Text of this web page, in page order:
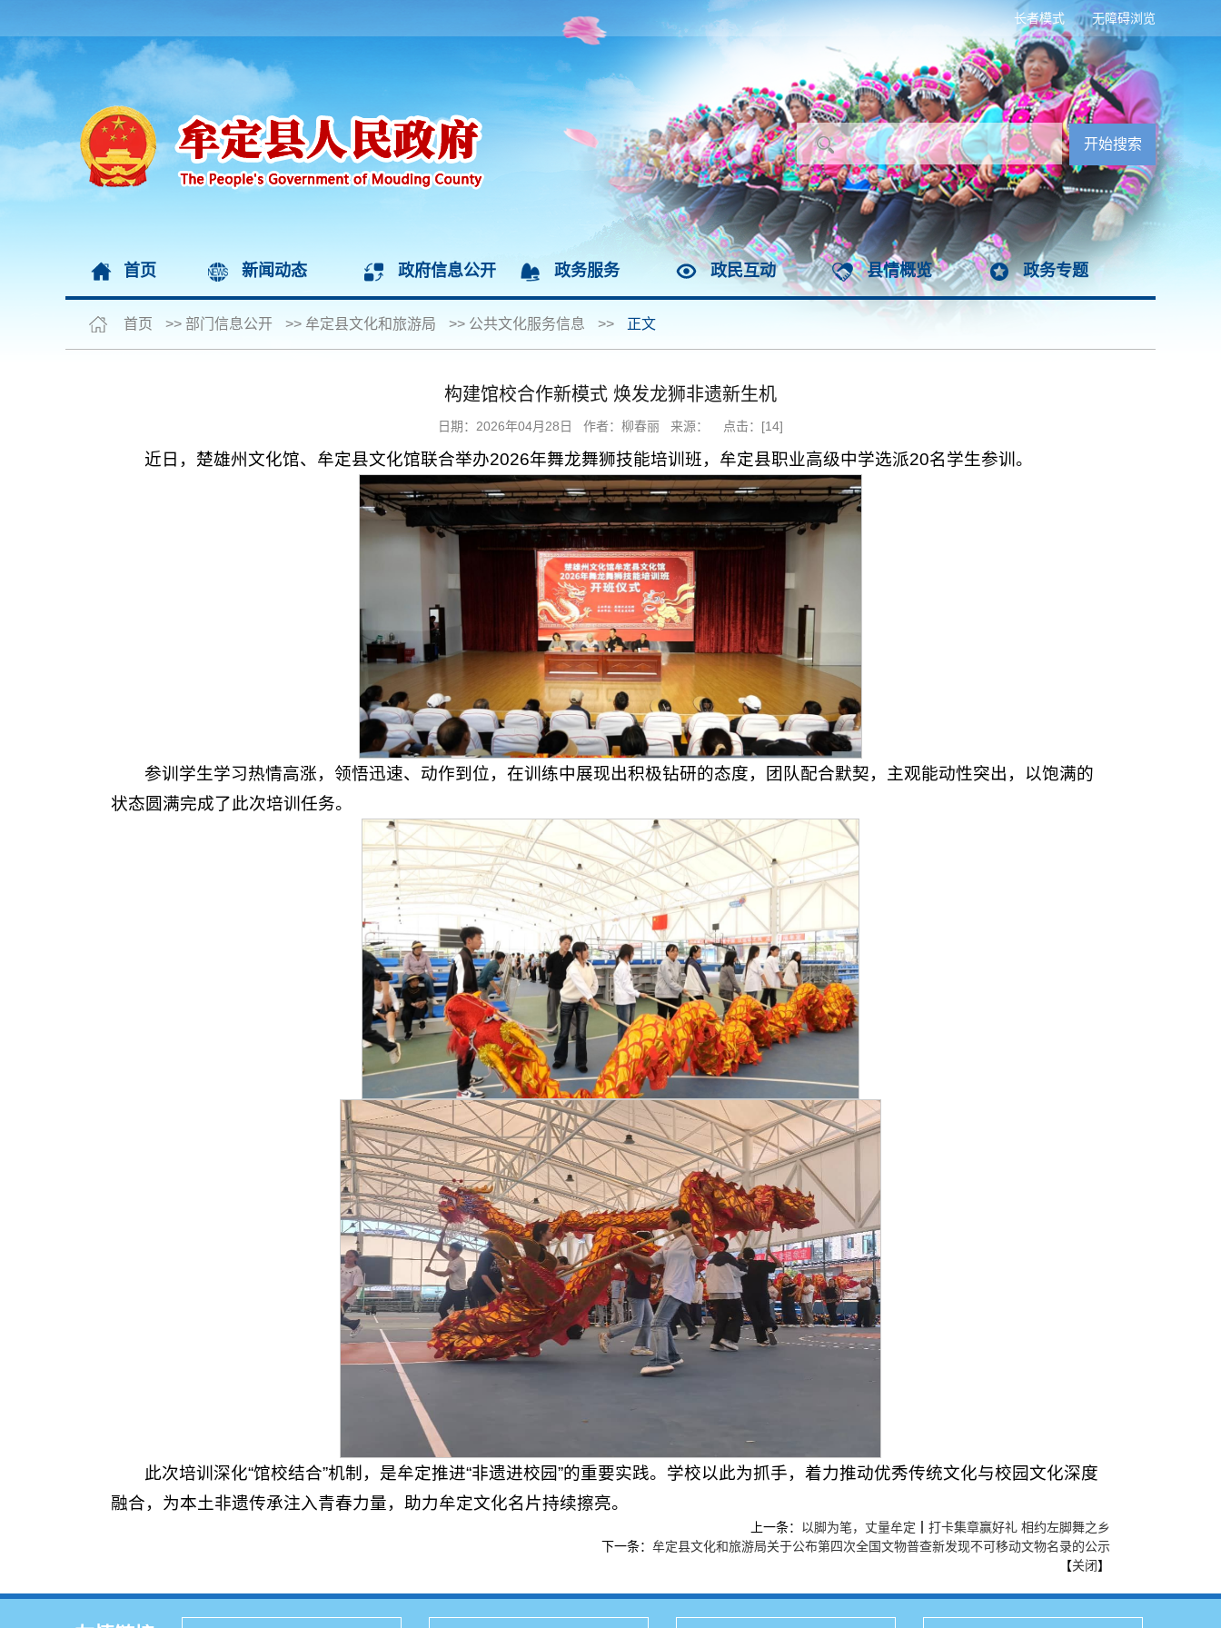
无障碍浏览
长者模式
首页 新闻动态 政府信息公开 政务服务 政民互动 县情概览 政务专题
首页 >> 部门信息公开 >> 牟定县文化和旅游局 >> 公共文化服务信息 >> 正文
构建馆校合作新模式 焕发龙狮非遗新生机
日期：2026年04月28日 作者：柳春丽 来源： 点击：[14]
近日，楚雄州文化馆、牟定县文化馆联合举办2026年舞龙舞狮技能培训班，牟定县职业高级中学选派20名学生参训。
参训学生学习热情高涨，领悟迅速、动作到位，在训练中展现出积极钻研的态度，团队配合默契，主观能动性突出，以饱满的
状态圆满完成了此次培训任务。
此次培训深化“馆校结合”机制，是牟定推进“非遗进校园”的重要实践。学校以此为抓手，着力推动优秀传统文化与校园文化深度
融合，为本土非遗传承注入青春力量，助力牟定文化名片持续擦亮。
上一条： 以脚为笔，丈量牟定┃打卡集章赢好礼 相约左脚舞之乡
下一条： 牟定县文化和旅游局关于公布第四次全国文物普查新发现不可移动文物名录的公示
【关闭】